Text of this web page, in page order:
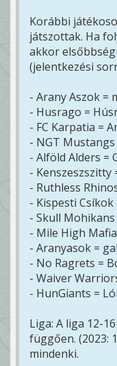
Korábbi
játszottak. Ha
akkor
(jelentkezési
- Arany Aszok =
- Husrago =
- FC Karpatia =
- NGT
- Alföld Alders =
- Kenszeszszitty
- Ruthless
- Kispesti Csíkok
- Skull
- Mile High
- Aranyasok =
- No Ragrets =
- Waiver
- HunGiants =
Liga: A liga 12-
függően. (2023:
mindenki.